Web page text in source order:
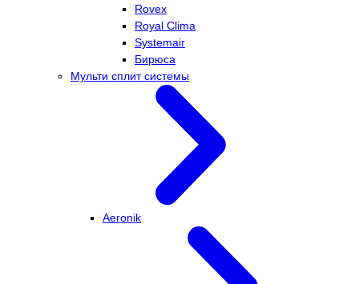
Rovex
Royal Clima
Systemair
Бирюса
Мульти сплит системы
Aeronik